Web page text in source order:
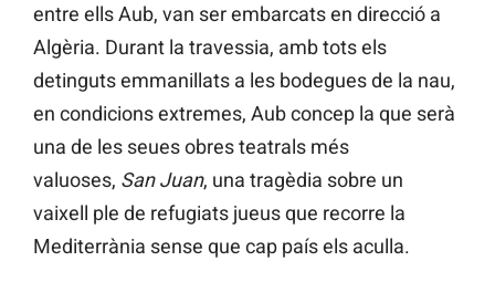
entre ells Aub, van ser embarcats en direcció a
Algèria. Durant la travessia, amb tots els
detinguts emmanillats a les bodegues de la nau,
en condicions extremes, Aub concep la que serà
una de les seues obres teatrals més
valuoses, San Juan, una tragèdia sobre un
vaixell ple de refugiats jueus que recorre la
Mediterrània sense que cap país els aculla.